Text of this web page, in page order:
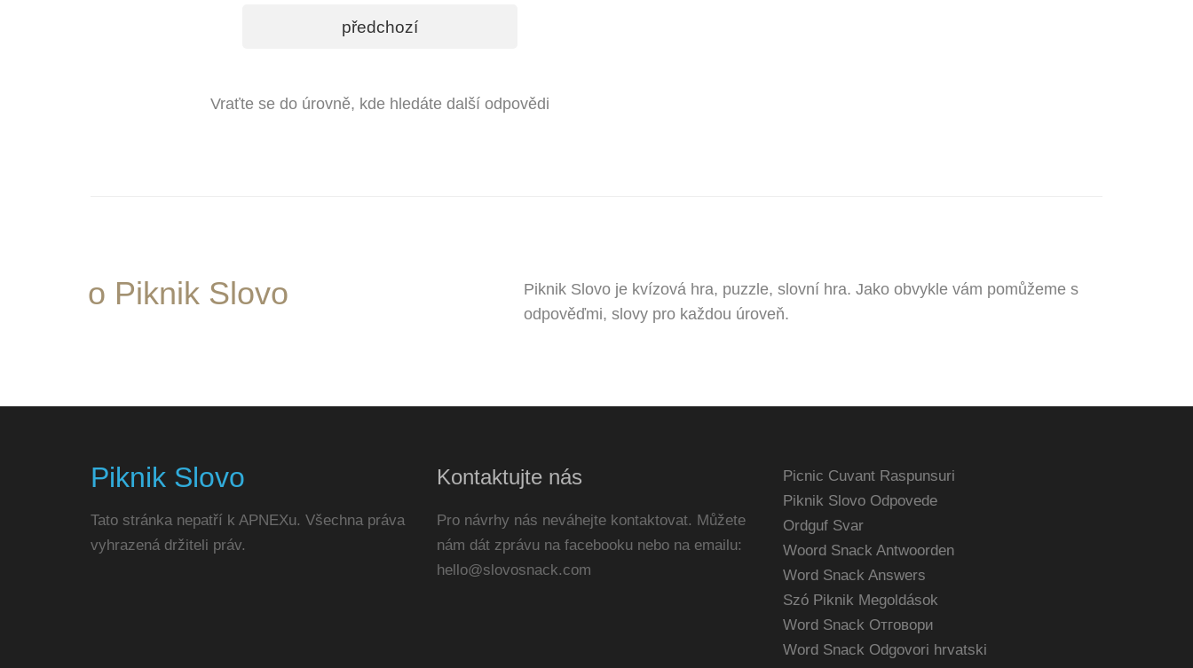
předchozí
Vraťte se do úrovně, kde hledáte další odpovědi
o Piknik Slovo
Piknik Slovo je kvízová hra, puzzle, slovní hra. Jako obvykle vám pomůžeme s
odpověďmi, slovy pro každou úroveň.
Piknik Slovo
Tato stránka nepatří k APNEXu. Všechna práva
vyhrazená držiteli práv.
Kontaktujte nás
Pro návrhy nás neváhejte kontaktovat. Můžete
nám dát zprávu na facebooku nebo na emailu:
hello@slovosnack.com
Picnic Cuvant Raspunsuri
Piknik Slovo Odpovede
Ordguf Svar
Woord Snack Antwoorden
Word Snack Answers
Szó Piknik Megoldások
Word Snack Отговори
Word Snack Odgovori hrvatski